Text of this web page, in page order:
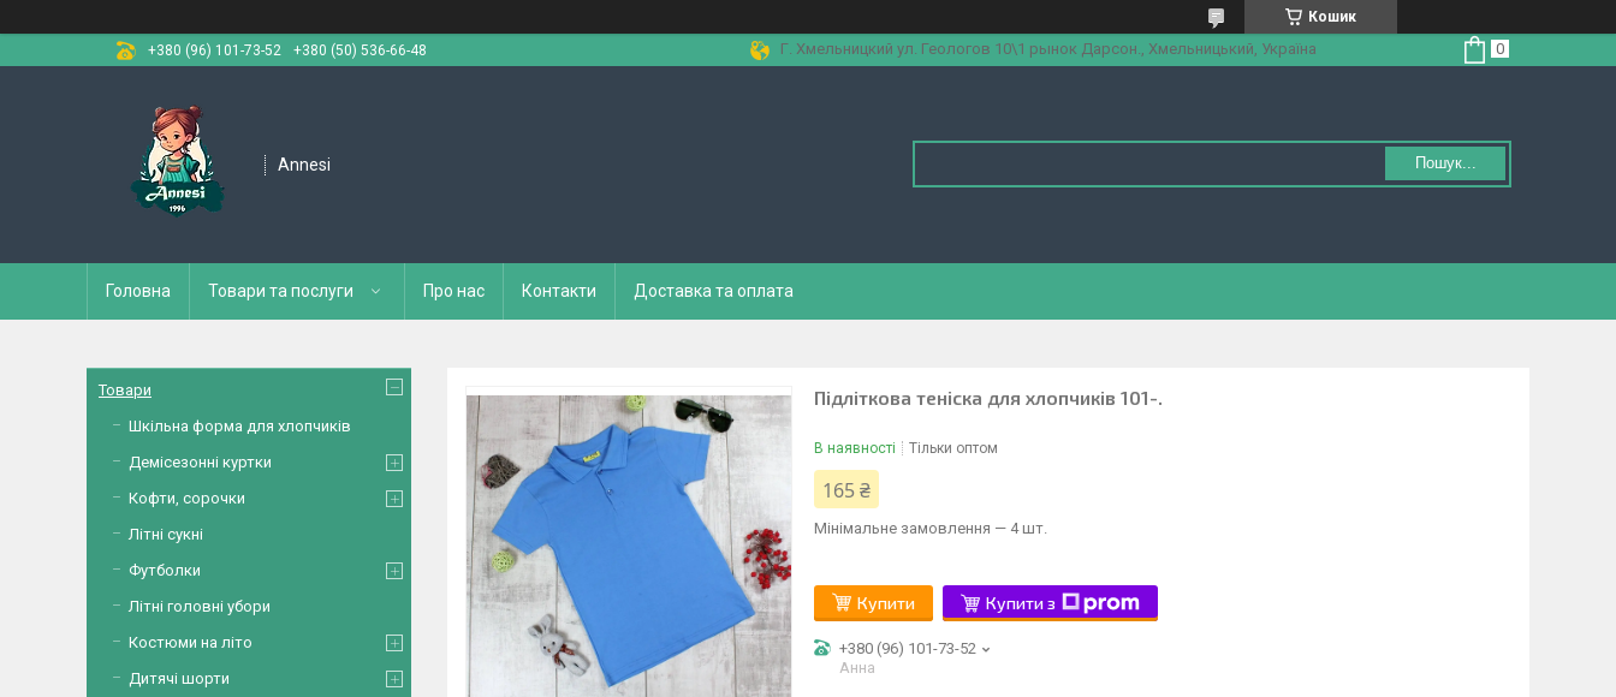
Кошик
+380 (96) 101-73-52
+380 (50) 536-66-48 Г. Хмельницкий ул. Геологов 10\1 рынок Дарсон., Хмельницький, Україна
Annesi Пошук...
Головна Товари та послуги Про нас Контакти Доставка та оплата
Підліткова теніска для хлопчиків 101-.
В наявності Тільки оптом
165 ₴
Мінімальне замовлення — 4 шт.
Купити Купити з
+380 (96) 101-73-52
Анна
Товари
Шкільна форма для хлопчиків
Демісезонні куртки
Кофти, сорочки
Літні сукні
Футболки
Літні головні убори
Костюми на літо
Дитячі шорти